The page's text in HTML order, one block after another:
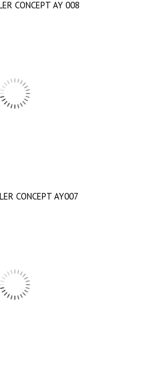
CONCEPT AY 008
CONCEPT AY007